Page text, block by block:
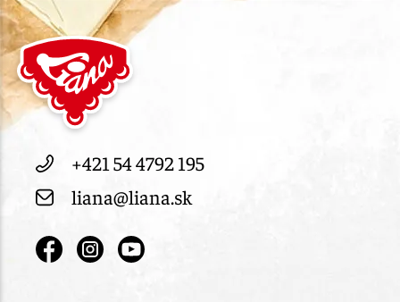
+421 54 4792 195
liana@liana.sk